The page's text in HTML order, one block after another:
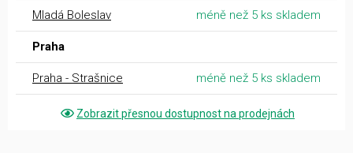
Mladá Boleslav méně než 5 ks skladem
Praha
Praha - Strašnice méně než 5 ks skladem
Zobrazit přesnou dostupnost na prodejnách